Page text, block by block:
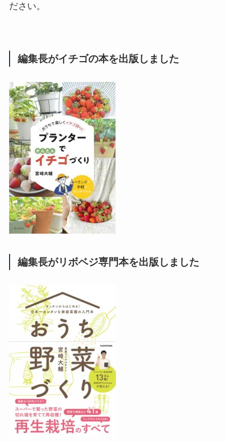
ださい。
編集長がイチゴの本を出版しました
編集長がリボベジ専門本を出版しました